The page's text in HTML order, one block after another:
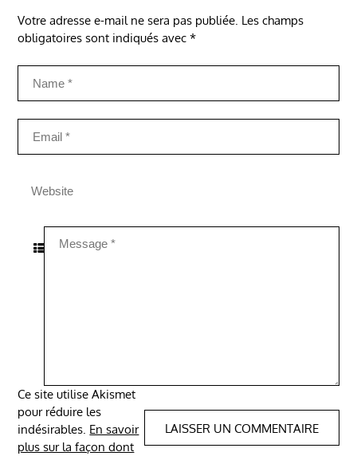
Votre adresse e-mail ne sera pas publiée. Les champs
obligatoires sont indiqués avec*
Ce site utilise Akismet
pour réduire les
indésirables. En savoir
plus sur la façon dont